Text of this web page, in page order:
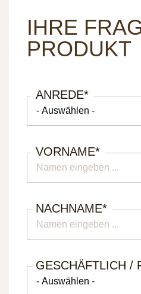
IHRE
PRODUKT
ANREDE*
VORNAME*
NACHNAME*
GESCHÄFTLICH /